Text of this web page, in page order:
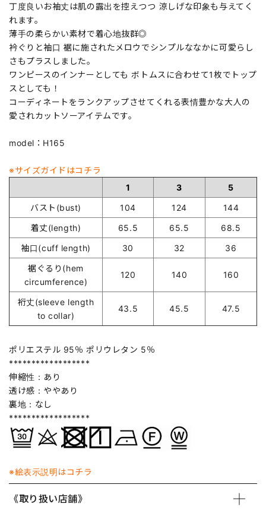
丁度良いお袖丈は肌の露出を控えつつ 涼しげな印象も与えてく
れます。
薄手の柔らかい素材で着心地抜群◎
衿ぐりと袖口 裾に施されたメロウでシンプルななかに可愛らし
さもプラスしました。
ワンピースのインナーとしても ボトムスに合わせて1枚でトップ
スとしても！
コーディネートをランクアップさせてくれる表情豊かな大人の
愛されカットソーアイテムです。
model：H165
※サイズガイドはコチラ
1
3
5
バスト(bust)
104 124
144
着丈(length)
65.5 65.5
68.5
袖口(cuff length)
30 32
36
裾ぐるり(hem
circumference)
120 140 160
裄丈(sleeve length
to collar)
43.5 45.5 47.5
ポリエステル 95％ ポリウレタン 5％
******************
伸縮性：あり
透け感：ややあり
裏地：なし
******************
※絵表示説明はコチラ
《取り扱い店舗》